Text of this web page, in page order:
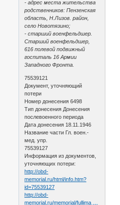
- адрес места жительства
родственников: Пензенская
область, Н.Лизов. район,
село Новотязино;
- старший военфельдшер.
Старший военфельдшер,
616 полевой подвижный
госпиталь 16 Армии
Западного Фронта.
75539121
Документ, уточняющий
потери
Номер донесения 6498
Тип донесения Донесения
послевоенного периода
Дата донесения 18.11.1946
Название части Гл. воен.-
мед. упр.
75539127
Информация из документов,
уточняющих потери:
http://obd-
memorial.ru/html/info.htm?
id=75539127
http://obd-
memorial.ru/memorial/fullima …